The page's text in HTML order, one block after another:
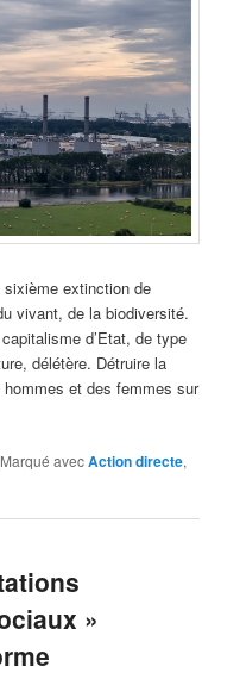
extinction de
vivant, de la biodiversité.
d’Etat, de type
délétère. Détruire la
hommes et des femmes sur
Marqué avecAction directe,
»